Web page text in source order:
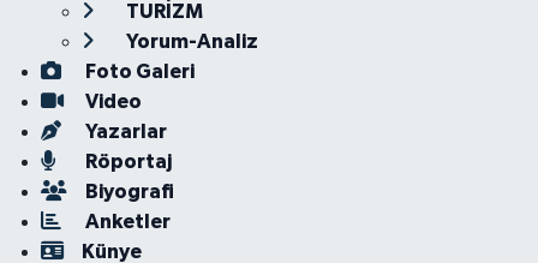
TURİZM
Yorum-Analiz
Foto Galeri
Video
Yazarlar
Röportaj
Biyografi
Anketler
Künye